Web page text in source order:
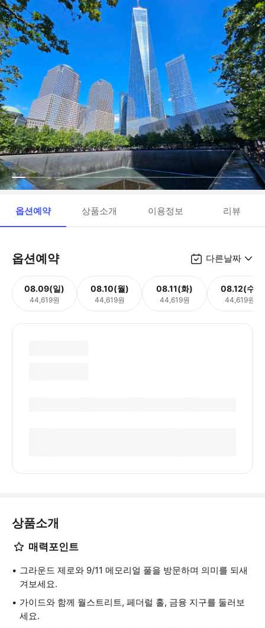
옵션예약 상품소개 이용정보 리뷰
옵션예약 다른날짜
08.09(일)
44,619원
08.10(월)
44,619원
08.11(화)
44,619원
08.12(수)
44,619원
상품소개
매력포인트
그라운드 제로와 9/11 메모리얼 풀을 방문하며 의미를 되새
겨보세요.
가이드와 함께 월스트리트, 페더럴 홀, 금융 지구를 둘러보
세요.